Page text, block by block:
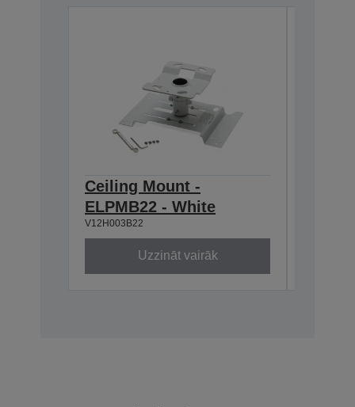
Ceiling Mount -
ELPMB22 - White
V12H003B22
Uzzināt vairāk